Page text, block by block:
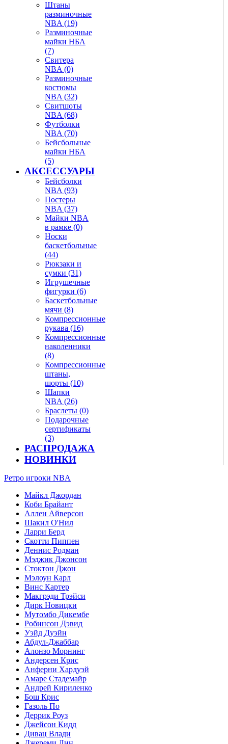
Штаны
разминочные
NBA (19)
Разминочные
майки НБА
(7)
Свитера
NBA (0)
Разминочные
костюмы
NBA (32)
Свитшоты
NBA (68)
Футболки
NBA (70)
Бейсбольные
майки НБА
(5)
АКСЕССУАРЫ
Бейсболки
NBA (93)
Постеры
NBA (37)
Майки NBA
в рамке (0)
Носки
баскетбольные
(44)
Рюкзаки и
сумки (31)
Игрушечные
фигурки (6)
Баскетбольные
мячи (8)
Компрессионные
рукава (16)
Компрессионные
наколенники
(8)
Компрессионные
штаны,
шорты (10)
Шапки
NBA (26)
Браслеты (0)
Подарочные
сертификаты
(3)
РАСПРОДАЖА
НОВИНКИ
Ретро игроки NBA
Майкл Джордан
Коби Брайант
Аллен Айверсон
Шакил О'Нил
Ларри Берд
Скотти Пиппен
Деннис Родман
Мэджик Джонсон
Стоктон Джон
Мэлоун Карл
Винс Картер
Макгрэди Трэйси
Дирк Новицки
Мутомбо Дикембе
Робинсон Дэвид
Уэйд Дуэйн
Абдул-Джаббар
Алонзо Морнинг
Андерсен Крис
Анферни Xардуэй
Амаре Стадемайр
Андрей Кириленко
Бош Крис
Газоль По
Деррик Роуз
Джейсон Кидд
Дивац Влади